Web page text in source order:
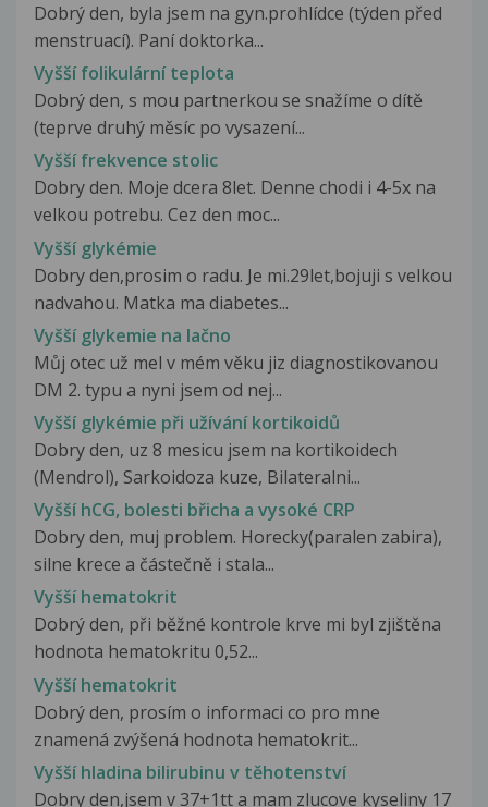
Dobrý den, byla jsem na gyn.prohlídce (týden před
menstruací). Paní doktorka...
Vyšší folikulární teplota
Dobrý den, s mou partnerkou se snažíme o dítě
(teprve druhý měsíc po vysazení...
Vyšší frekvence stolic
Dobry den. Moje dcera 8let. Denne chodi i 4-5x na
velkou potrebu. Cez den moc...
Vyšší glykémie
Dobry den,prosim o radu. Je mi.29let,bojuji s velkou
nadvahou. Matka ma diabetes...
Vyšší glykemie na lačno
Můj otec už mel v mém věku jiz diagnostikovanou
DM 2. typu a nyni jsem od nej...
Vyšší glykémie při užívání kortikoidů
Dobry den, uz 8 mesicu jsem na kortikoidech
(Mendrol), Sarkoidoza kuze, Bilateralni...
Vyšší hCG, bolesti břicha a vysoké CRP
Dobry den, muj problem. Horecky(paralen zabira),
silne krece a částečně i stala...
Vyšší hematokrit
Dobrý den, při běžné kontrole krve mi byl zjištěna
hodnota hematokritu 0,52...
Vyšší hematokrit
Dobrý den, prosím o informaci co pro mne
znamená zvýšená hodnota hematokrit...
Vyšší hladina bilirubinu v těhotenství
Dobry den,jsem v 37+1tt a mam zlucove kyseliny 17